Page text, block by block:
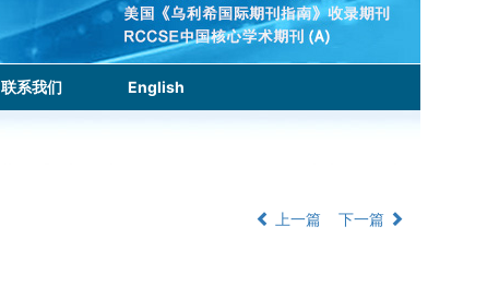
联系我们 English
上一篇 下一篇